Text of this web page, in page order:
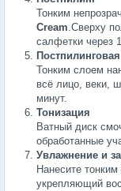
Тонким
Cream.Сверху
салфетки через
Тонким слоем
всё лицо, веки,
минут.
Тонизация
Ватный диск
обработанные
Увлажнение и
Нанесите
укрепляющий